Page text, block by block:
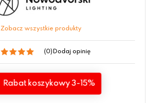
Zobacz wszystkie produkty
(0) Dodaj opinię
Rabat koszykowy 3-15%